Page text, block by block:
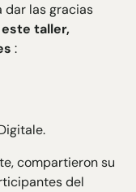
dar las gracias
taller,
:
.
compartieron su
del